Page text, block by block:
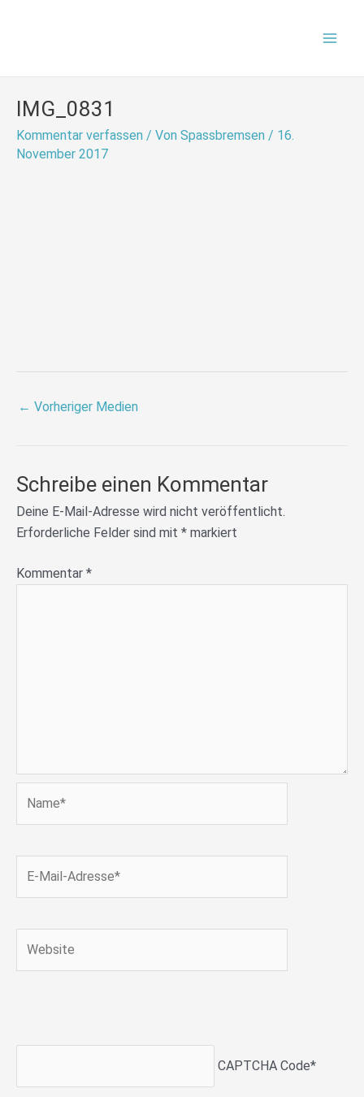
IMG_0831
Kommentar verfassen / Von Spassbremsen / 16.
November 2017
← Vorheriger Medien
Schreibe einen Kommentar
Deine E-Mail-Adresse wird nicht veröffentlicht.
Erforderliche Felder sind mit * markiert
Kommentar *
Mail-
CAPTCHA Code*